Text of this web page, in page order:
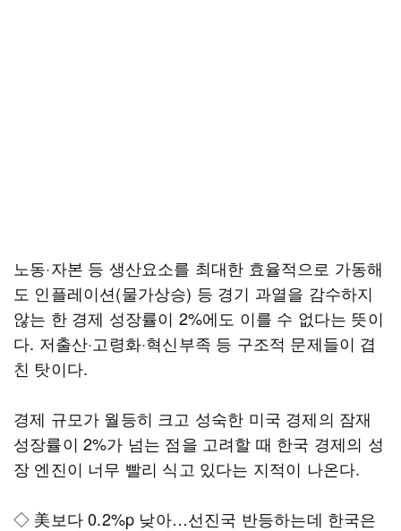
노동·자본 등 생산요소를 최대한 효율적으로 가동해
도 인플레이션(물가상승) 등 경기 과열을 감수하지
않는 한 경제 성장률이 2%에도 이를 수 없다는 뜻이
다. 저출산·고령화·혁신부족 등 구조적 문제들이 겹
친 탓이다.
경제 규모가 월등히 크고 성숙한 미국 경제의 잠재
성장률이 2%가 넘는 점을 고려할 때 한국 경제의 성
장 엔진이 너무 빨리 식고 있다는 지적이 나온다.
◇ 美보다 0.2%p 낮아…선진국 반등하는데 한국은